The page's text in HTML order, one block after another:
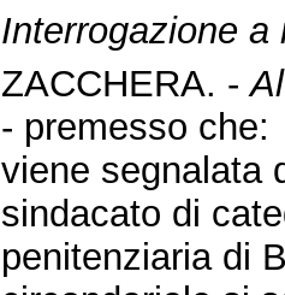
Interrogazione
ZACCHERA. -
- premesso che:
viene segnalata
sindacato di
penitenziaria di